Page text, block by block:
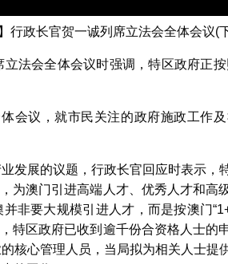
】行政长官贺一诚列席立法会全体会议(
法会全体会议时强调，特区政府正按
会议，就市民关注的政府施政工作
发展的议题，行政长官回应时表示，
为澳门引进高端人才、优秀人才和高
非要大规模引进人才，而是按澳门
特区政府已收到逾千份合资格人士的
核心管理人员，当局拟为相关人士提